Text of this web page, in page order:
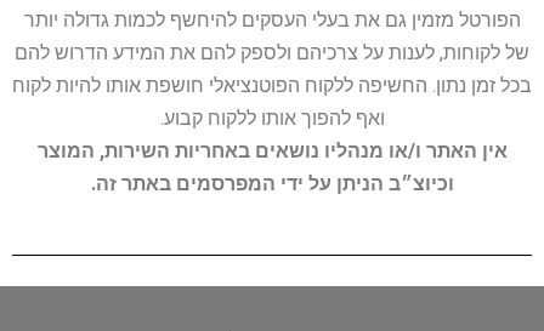
הפורטל מזמין גם את בעלי העסקים להיחשף לכמות גדולה יותר
של לקוחות, לענות על צרכיהם ולספק להם את המידע הדרוש להם
בכל זמן נתון. החשיפה ללקוח הפוטנציאלי חושפת אותו להיות לקוח
ואף להפוך אותו ללקוח קבוע.
אין האתר ו/או מנהליו נושאים באחריות השירות, המוצר
וכיוצ״ב הניתן על ידי המפרסמים באתר זה.